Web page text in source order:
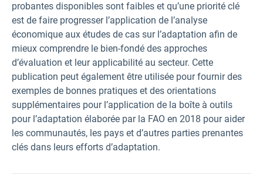
probantes disponibles sont faibles et qu’une priorité clé
est de faire progresser l’application de l’analyse
économique aux études de cas sur l’adaptation afin de
mieux comprendre le bien-fondé des approches
d’évaluation et leur applicabilité au secteur. Cette
publication peut également être utilisée pour fournir des
exemples de bonnes pratiques et des orientations
supplémentaires pour l’application de la boîte à outils
pour l’adaptation élaborée par la FAO en 2018 pour aider
les communautés, les pays et d’autres parties prenantes
clés dans leurs efforts d’adaptation.